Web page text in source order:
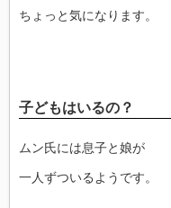
ちょっと気になります。
子どもはいるの？
ムン氏には息子と娘が
一人ずついるようです。